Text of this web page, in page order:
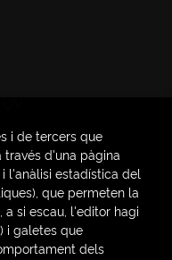
i de tercers que
d'una pàgina
l'anàlisi estadística del
que permeten la
si escau, l'editor hagi
i galetes que
dels